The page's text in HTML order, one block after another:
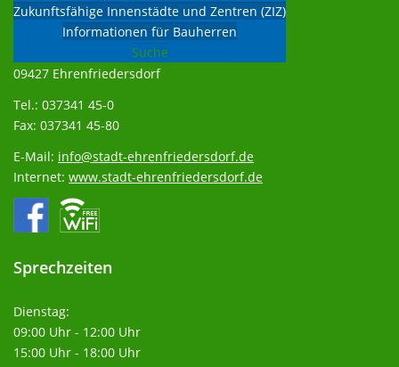
Zukunftsfähige Innenstädte und Zentren (ZIZ)
Informationen für Bauherren
Suche
Stadtverwaltung
09427 Ehrenfriedersdorf
Tel.: 037341 45-0
Fax: 037341 45-80
E-Mail: info@stadt-ehrenfriedersdorf.de
Internet: www.stadt-ehrenfriedersdorf.de
Sprechzeiten
Dienstag:
09:00 Uhr - 12:00 Uhr
15:00 Uhr - 18:00 Uhr